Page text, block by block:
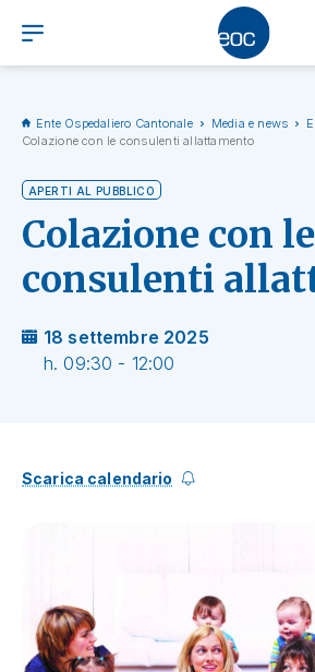
Ente Ospedaliero Cantonale Media e news
Colazione con le consulenti allattamento
APERTI AL PUBBLICO
Colazione con le
consulenti
18 settembre 2025
h. 09:30 - 12:00
Scarica calendario